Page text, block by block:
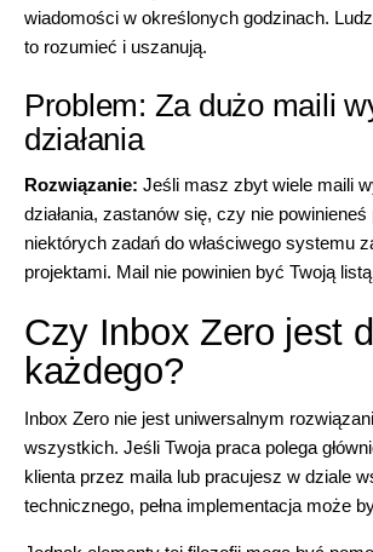
wiadomości w określonych godzinach.
to rozumieć i uszanują.
Problem: Za dużo maili
działania
Rozwiązanie: Jeśli masz zbyt wiele maili
działania, zastanów się, czy nie powinieneś
niektórych zadań do właściwego systemu
projektami. Mail nie powinien być Twoją
Czy Inbox Zero jest
każdego?
Inbox Zero nie jest uniwersalnym
wszystkich. Jeśli Twoja praca polega
klienta przez maila lub pracujesz w dziale
technicznego, pełna implementacja może